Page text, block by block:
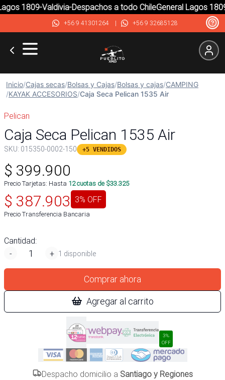
1809-Valdivia-Despachos a todo ChileGeneral Lagos
+56 9 41301264| +56 9 32685128
Inicio/Cajas secas/Bolsas y Cajas/Bolsas y cajas/CAMPING
/KAYAK ACCESORIOS/Caja Seca Pelican 1535 Air
Pelican
Caja Seca Pelican 1535 Air
SKU: 015350-0002-150 +5 VENDIDOS
$ 399.900
Precio Tarjetas: Hasta 12cuotas de $33.325
$ 387.903 3% OFF
Precio Transferencia Bancaria
Cantidad:
-
+ 1 disponible
Comprar ahora
Agregar al carrito
3%
OFF
Despacho domicilio a Santiago y Regiones